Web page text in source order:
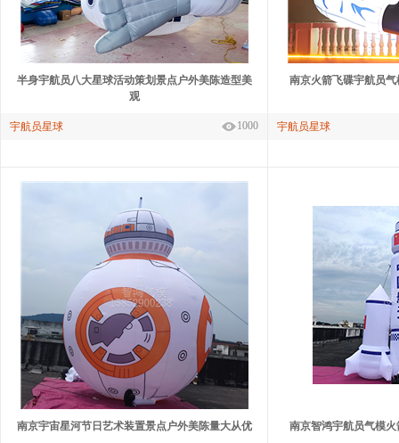
半身宇航员八大星球活动策划景点户外美陈造型美
观
1000
宇航员星球
南京火箭飞碟宇航员
宇航员星球
南京宇宙星河节日艺术装置景点户外美陈量大从优 南京智鸿宇航员气模